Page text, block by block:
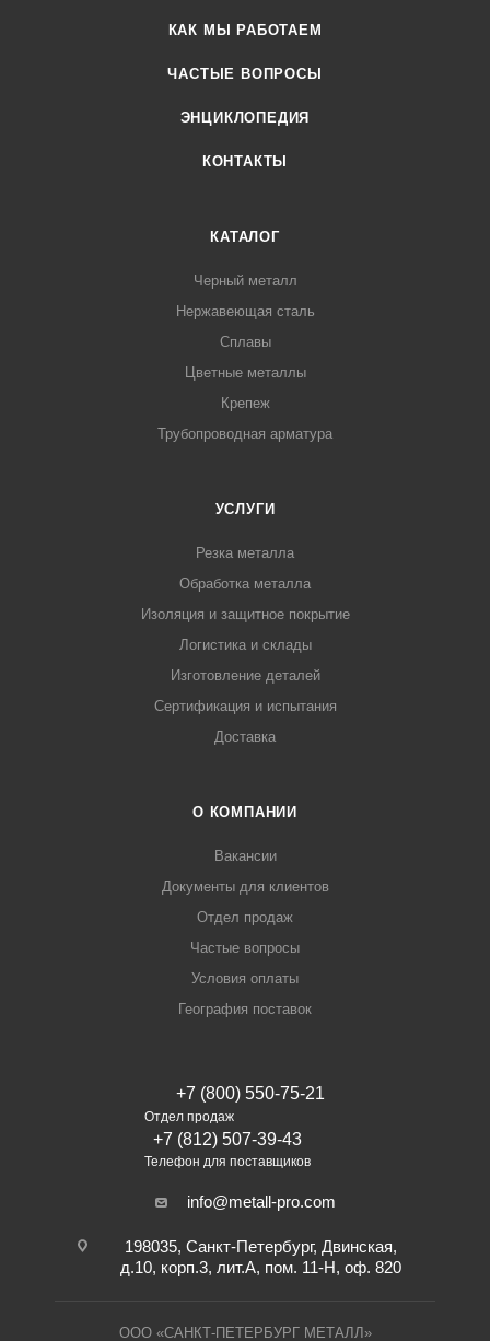
КАК МЫ РАБОТАЕМ
ЧАСТЫЕ ВОПРОСЫ
ЭНЦИКЛОПЕДИЯ
КОНТАКТЫ
КАТАЛОГ
Черный металл
Нержавеющая сталь
Сплавы
Цветные металлы
Крепеж
Трубопроводная арматура
УСЛУГИ
Резка металла
Обработка металла
Изоляция и защитное покрытие
Логистика и склады
Изготовление деталей
Сертификация и испытания
Доставка
О КОМПАНИИ
Вакансии
Документы для клиентов
Отдел продаж
Частые вопросы
Условия оплаты
География поставок
+7 (800) 550-75-21
Отдел продаж
+7 (812) 507-39-43
Телефон для поставщиков
info@metall-pro.com
198035, Санкт-Петербург, Двинская,
д.10, корп.3, лит.А, пом. 11-Н, оф. 820
ООО «САНКТ-ПЕТЕРБУРГ МЕТАЛЛ»